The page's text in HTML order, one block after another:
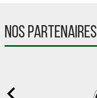
NOS PARTENAIRES